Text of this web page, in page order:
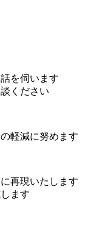
を伺います
ください
軽減に努めます
再現いたします
ます